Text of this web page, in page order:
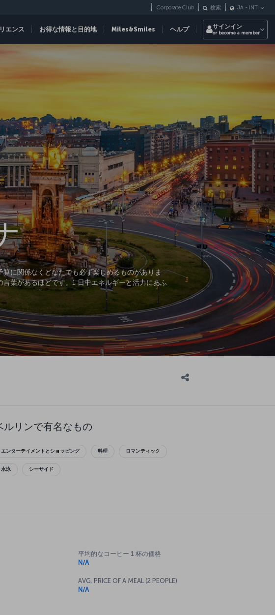
エンス お得な情報と目的地 Miles&Smiles ヘルプ
Corporate Club 検索 JA - INT
サインイン
or become a member
に関係なくどなたでも必ず楽しめるものがありま
葉があるほどです。1 日中エネルギーと活力にあふ
ルリンで有名なもの
エンターテイメントとショッピング 料理 ロマンティック
水泳 シーサイド
平均的なコーヒー 1 杯の価格
N/A
AVG. PRICE OF A MEAL (2 PEOPLE)
N/A